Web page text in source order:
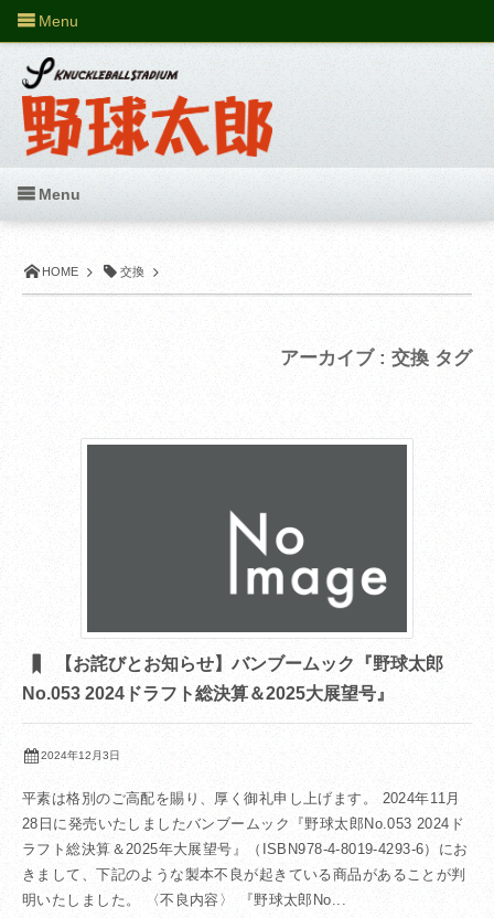
HOME 交換
アーカイブ : 交換 タグ
【お詫びとお知らせ】バンブームック『野球太郎
No.053 2024ドラフト総決算＆2025大展望号』
2024年12月3日
平素は格別のご高配を賜り、厚く御礼申し上げます。 2024年11月
28日に発売いたしましたバンブームック『野球太郎No.053 2024ド
ラフト総決算＆2025年大展望号』（ISBN978-4-8019-4293-6）にお
きまして、下記のような製本不良が起きている商品があることが判
明いたしました。 〈不良内容〉 『野球太郎No...
Menu
Menu